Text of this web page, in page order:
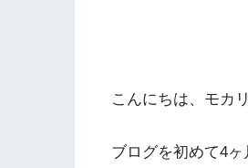
こんにちは、モカ
ブログを初めて4